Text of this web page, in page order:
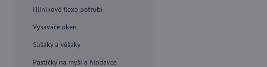
Hliníkové flexo potrubí
Vysavače oken
Sušáky a věšáky
Pastičky na myši a hlodavce